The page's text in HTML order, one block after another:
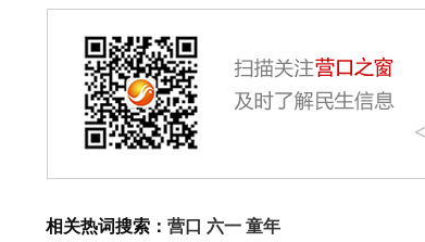
相关热词搜索： 营口 六一 童年